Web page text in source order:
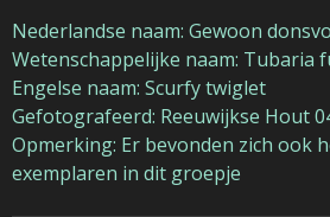
Nederlandse naam: Gewoon
Wetenschappelijke naam: Tubaria
Engelse naam: Scurfy twiglet
Gefotografeerd: Reeuwijkse Hout
Opmerking: Er bevonden zich ook
exemplaren in dit groepje